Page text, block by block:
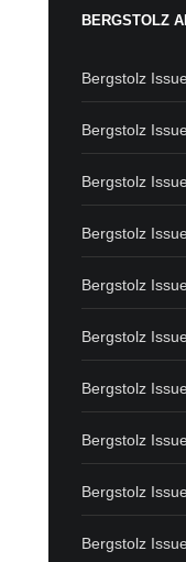
BERGSTOLZ
Bergstolz
Bergstolz
Bergstolz
Bergstolz
Bergstolz
Bergstolz
Bergstolz
Bergstolz
Bergstolz
Bergstolz